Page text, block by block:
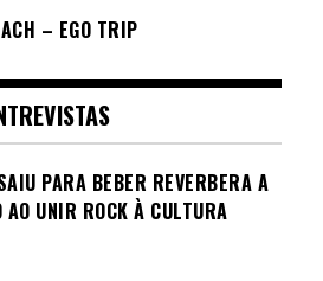
– EGO TRIP
PARA BEBER REVERBERA A
AO UNIR ROCK À CULTURA